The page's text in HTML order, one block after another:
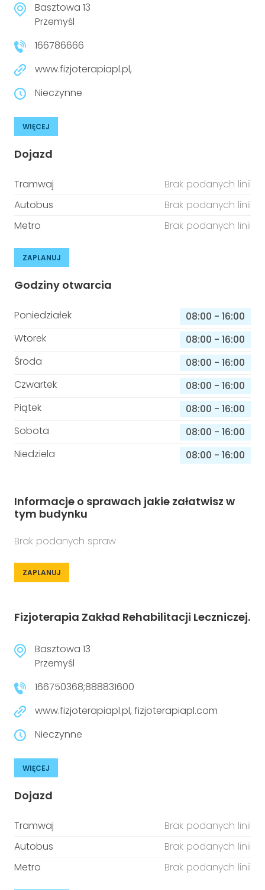
Basztowa 13
Przemyśl
166786666
www.fizjoterapiapl.pl,
Nieczynne
WIĘCEJ
Dojazd
Tramwaj
Brak podanych linii
Autobus
Brak podanych linii
Metro
Brak podanych linii
ZAPLANUJ
Godziny otwarcia
Poniedziałek 08:00 - 16:00
Wtorek
08:00 - 16:00
Środa
08:00 - 16:00
Czwartek
08:00 - 16:00
Piątek
08:00 - 16:00
Sobota
08:00 - 16:00
Niedziela
08:00 - 16:00
Informacje o sprawach jakie załatwisz w
tym budynku
Brak podanych spraw
ZAPLANUJ
Fizjoterapia Zakład Rehabilitacji Leczniczej.
Basztowa 13
Przemyśl
166750368;888831600
www.fizjoterapiapl.pl, fizjoterapiapl.com
Nieczynne
WIĘCEJ
Dojazd
Tramwaj
Brak podanych linii
Autobus
Brak podanych linii
Metro
Brak podanych linii